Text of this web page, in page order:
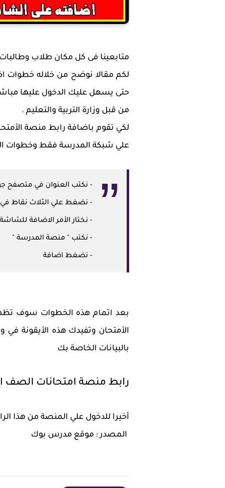
متابعينا فى كل مكان طلاب وطالبات
لكم مقالا نوضح من خلاله خطوات
حتى يسهل عليك الدخول عليها
من قبل وزارة التربية والتعليم .
لكي تقوم باضافة رابط منصة
علي شبكة المدرسة فقط وخطوات
- نكتب العنوان في متصفح
- نضغط علي الثلاث نقاط
- نختار الأمر الاضافة
- نكتب " منصة المدرسة "
- نضغط اضافة
بعد اتمام هذه الخطوات سوف
الأمتحان وتفيدك هذه الأيقونة
بالبيانات الخاصة بك
رابط منصة امتحانات الصف
أخيرا للدخول علي المنصة من هذا
المصدر : موقع مدرس بوك